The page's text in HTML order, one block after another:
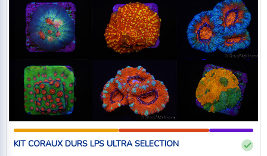
KIT CORAUX DURS LPS ULTRA SELECTION